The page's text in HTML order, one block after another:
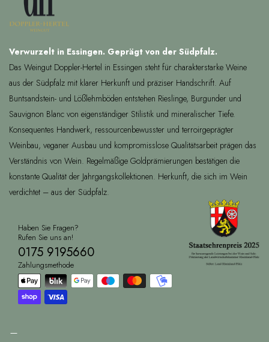
Verwurzelt in Essingen. Geprägt von der Südpfalz.
Das Weingut Doppler-Hertel in Essingen steht für charakterstarke Weine
aus der Südpfalz mit klarer Herkunft und präziser Handschrift. Auf
Buntsandstein- und Lößlehmböden entstehen Rieslinge, Burgunder und
Sauvignon Blanc von eigenständiger Stilistik und mineralischer Tiefe.
Konsequentes Handwerk, ressourcenbewusster und terroirgeprägter
Weinbau, veganer Ausbau und kompromisslose Qualitätsarbeit prägen das
Verständnis von Wein. Regelmäßige Goldprämierungen bestätigen die
konstante Qualität der Jahrgangskollektionen. Herkunft, die sich im Wein
verdichtet – aus der Südpfalz.
Haben Sie Fragen?
Rufen Sie uns an!
0175 9195660
Zahlungsmethode